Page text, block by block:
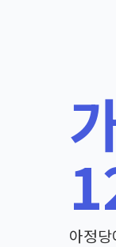
아정